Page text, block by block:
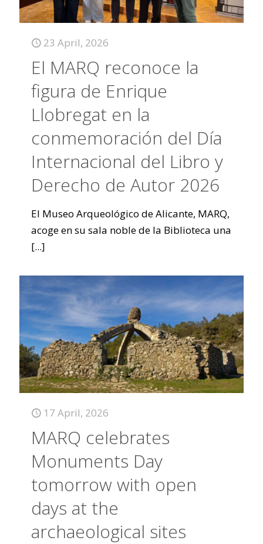
23 April, 2026
El MARQ reconoce la
figura de Enrique
Llobregat en la
conmemoración del Día
Internacional del Libro y
Derecho de Autor 2026
El Museo Arqueológico de Alicante, MARQ,
acoge en su sala noble de la Biblioteca una
[...]
17 April, 2026
MARQ celebrates
Monuments Day
tomorrow with open
days at the
archaeological sites